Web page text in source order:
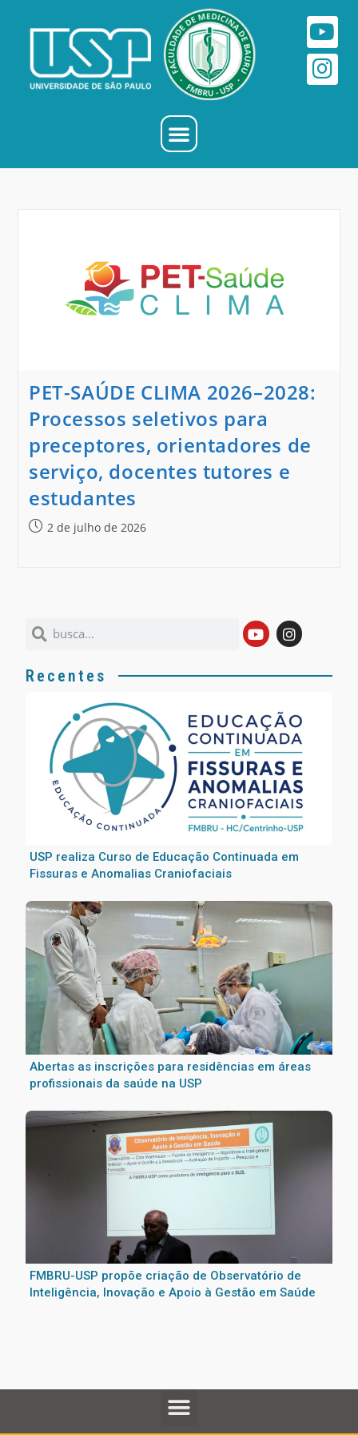
PET-SAÚDE CLIMA 2026–2028:
Processos seletivos para
preceptores, orientadores de
serviço, docentes tutores e
estudantes
2 de julho de 2026
Recentes
USP realiza Curso de Educação Continuada em
Fissuras e Anomalias Craniofaciais
Abertas as inscrições para residências em áreas
profissionais da saúde na USP
FMBRU-USP propõe criação de Observatório de
Inteligência, Inovação e Apoio à Gestão em Saúde